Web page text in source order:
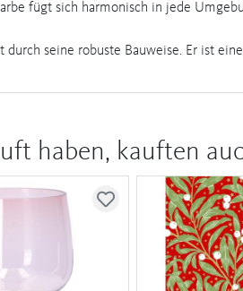
fügt sich harmonisch in jede
seine robuste Bauweise. Er ist
haben, kauften